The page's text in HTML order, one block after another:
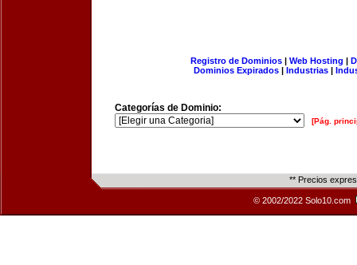
Registro de Dominios| Web Hosting |
Dominios Expirados | Industrias |
Categorías de Dominio:
[Pág.
** Precios
© 2002/2022 Solo10.com